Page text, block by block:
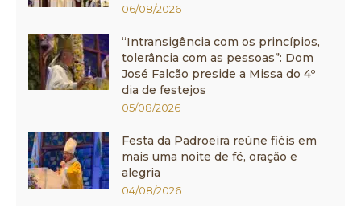
06/08/2026
“Intransigência com os princípios,
tolerância com as pessoas”: Dom
José Falcão preside a Missa do 4º
dia de festejos
05/08/2026
Festa da Padroeira reúne fiéis em
mais uma noite de fé, oração e
alegria
04/08/2026